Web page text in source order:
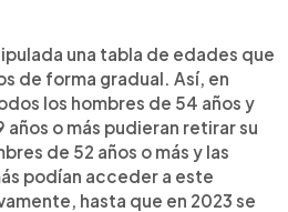
una tabla de edades que
de forma gradual. Así, en
los hombres de 54 años y
o más pudieran retirar su
de 52 años o más y las
podían acceder a este
hasta que en 2023 se